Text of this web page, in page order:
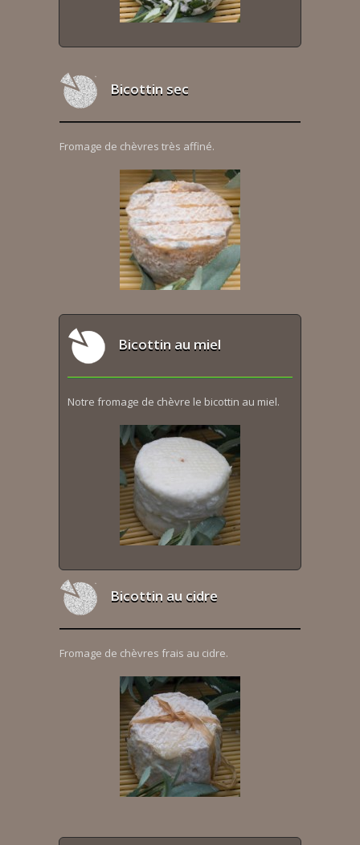
Bicottin sec
Fromage de chèvres très affiné.
Bicottin au miel
Notre fromage de chèvre le bicottin au miel.
Bicottin au cidre
Fromage de chèvres frais au cidre.